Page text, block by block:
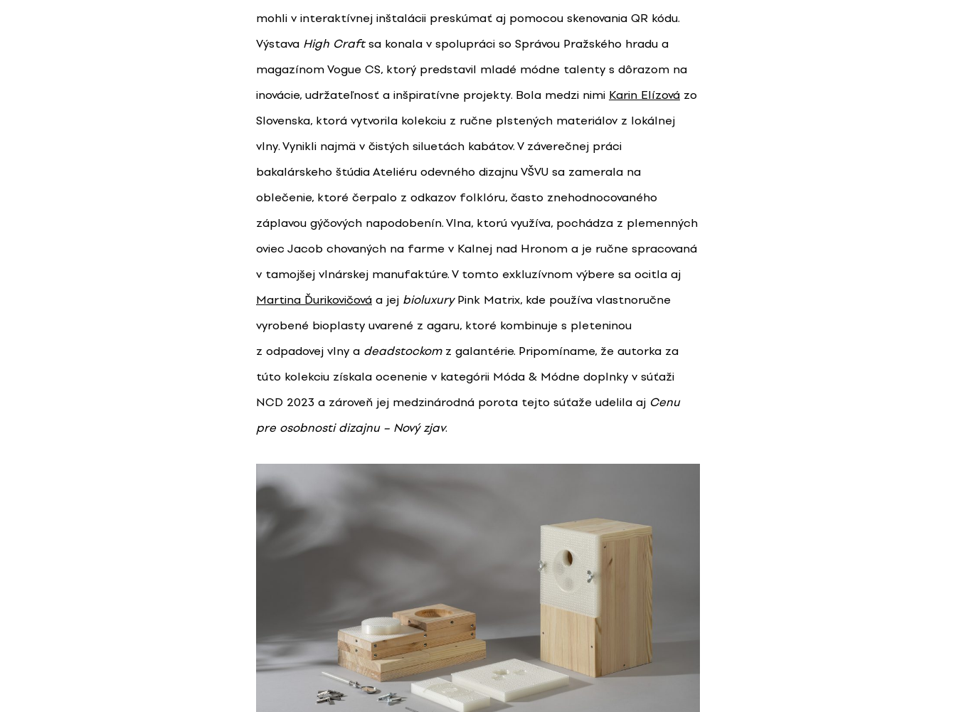
mohli v interaktívnej inštalácii preskúmať aj pomocou skenovania QR kódu.
Výstava High Craftsa konala v spolupráci so Správou Pražského hradu a
magazínom Vogue CS, ktorý predstavil mladé módne talenty s dôrazom na
inovácie, udržateľnosť a inšpiratívne projekty. Bola medzi nimi Karin Elízovázo
Slovenska, ktorá vytvorila kolekciu z ručne plstených materiálov z lokálnej
vlny. Vynikli najmä v čistých siluetách kabátov. V záverečnej práci
bakalárskeho štúdia Ateliéru odevného dizajnu VŠVU sa zamerala na
oblečenie, ktoré čerpalo z odkazov folklóru, často znehodnocovaného
záplavou gýčových napodobenín. Vlna, ktorú využíva, pochádza z plemenných
oviec Jacob chovaných na farme v Kalnej nad Hronom a je ručne spracovaná
v tamojšej vlnárskej manufaktúre. V tomto exkluzívnom výbere sa ocitla aj
Martina Ďurikovičováa jej bioluxury Pink Matrix, kde používa vlastnoručne
vyrobené bioplasty uvarené z agaru, ktoré kombinuje s pleteninou
z odpadovej vlny a deadstockomz galantérie. Pripomíname, že autorka za
túto kolekciu získala ocenenie v kategórii Móda & Módne doplnky v súťaži
NCD 2023 a zároveň jej medzinárodná porota tejto súťaže udelila aj Cenu
pre osobnosti dizajnu – Nový zjav.